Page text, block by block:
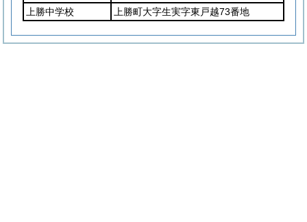
上勝中学校
上勝町大字生実字東戸越73番地